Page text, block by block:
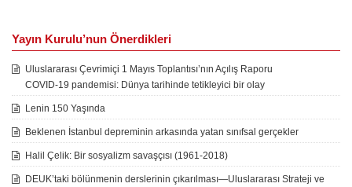
Yayın Kurulu’nun Önerdikleri
Uluslararası Çevrimiçi 1 Mayıs Toplantısı’nın Açılış Raporu
COVID-19 pandemisi: Dünya tarihinde tetikleyici bir olay
Lenin 150 Yaşında
Beklenen İstanbul depreminin arkasında yatan sınıfsal gerçekler
Halil Çelik: Bir sosyalizm savaşçısı (1961-2018)
DEUK’taki bölünmenin derslerinin çıkarılması—Uluslararası Strateji ve